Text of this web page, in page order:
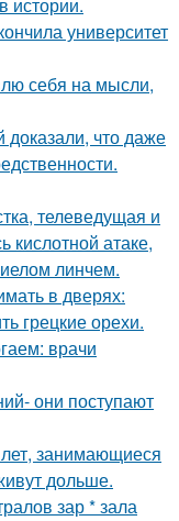
истории.
университет
себя на мысли,
что даже
телеведущая и
кислотной атаке,
линчем.
в дверях:
грецкие орехи.
врачи
они поступают
занимающиеся
дольше.
зар * зала